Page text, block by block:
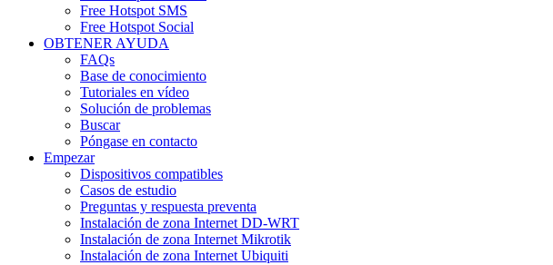
Free Hotspot SMS
Free Hotspot Social
OBTENER AYUDA
FAQs
Base de conocimiento
Tutoriales en vídeo
Solución de problemas
Buscar
Póngase en contacto
Empezar
Dispositivos compatibles
Casos de estudio
Preguntas y respuesta preventa
Instalación de zona Internet DD-WRT
Instalación de zona Internet Mikrotik
Instalación de zona Internet Ubiquiti